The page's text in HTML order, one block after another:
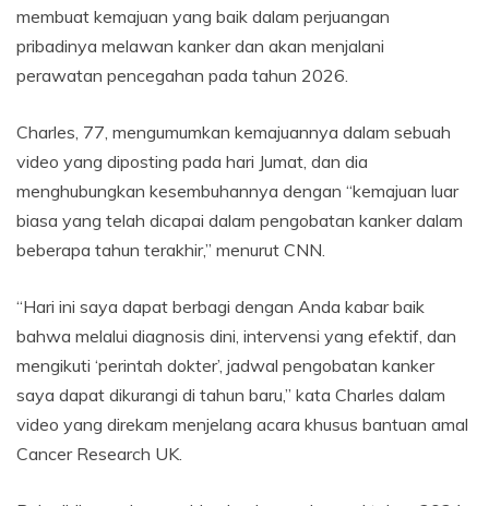
membuat kemajuan yang baik dalam perjuangan
pribadinya melawan kanker dan akan menjalani
perawatan pencegahan pada tahun 2026.
Charles, 77, mengumumkan kemajuannya dalam sebuah
video yang diposting pada hari Jumat, dan dia
menghubungkan kesembuhannya dengan “kemajuan luar
biasa yang telah dicapai dalam pengobatan kanker dalam
beberapa tahun terakhir,” menurut CNN.
“Hari ini saya dapat berbagi dengan Anda kabar baik
bahwa melalui diagnosis dini, intervensi yang efektif, dan
mengikuti ‘perintah dokter’, jadwal pengobatan kanker
saya dapat dikurangi di tahun baru,” kata Charles dalam
video yang direkam menjelang acara khusus bantuan amal
Cancer Research UK.